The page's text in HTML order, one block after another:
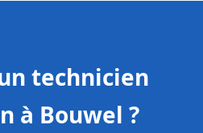
technicien
à Bouwel ?